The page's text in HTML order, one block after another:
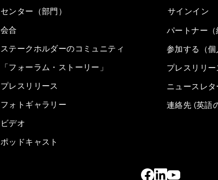
センター（部門）
会合
ステークホルダーのコミュニティ
「フォーラム・ストーリー」
プレスリリース
フォトギャラリー
ビデオ
ポッドキャスト
サインイン
パートナー
参加する（個
プレスリリ
ニュースレ
連絡先 (英語